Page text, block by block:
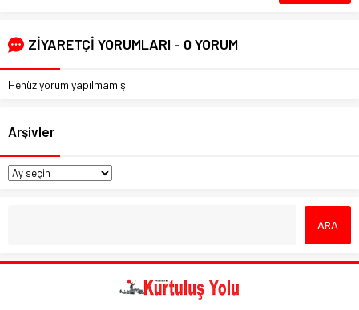
ZİYARETÇİ YORUMLARI - 0 YORUM
Henüz yorum yapılmamış.
Arşivler